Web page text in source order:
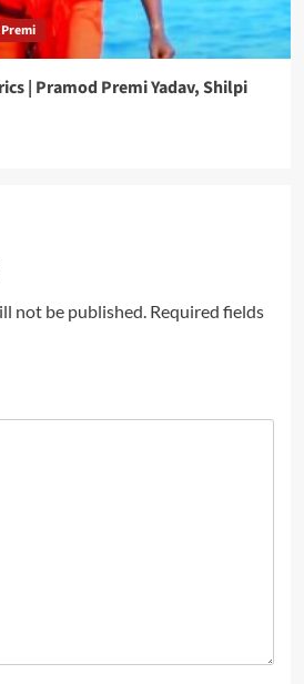
| Pramod Premi Yadav, Shilpi
not be published. Required fields